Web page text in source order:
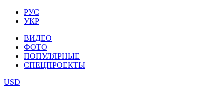
РУС
УКР
ВИДЕО
ФОТО
ПОПУЛЯРНЫЕ
СПЕЦПРОЕКТЫ
USD